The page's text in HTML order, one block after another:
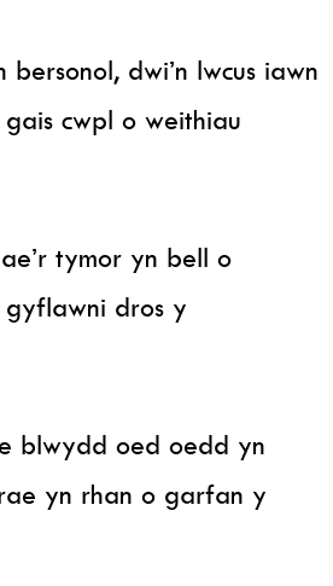
dwi’n lwcus iawn
cwpl o weithiau
tymor yn bell o
dros y
blwydd oed oedd yn
yn rhan o garfan y